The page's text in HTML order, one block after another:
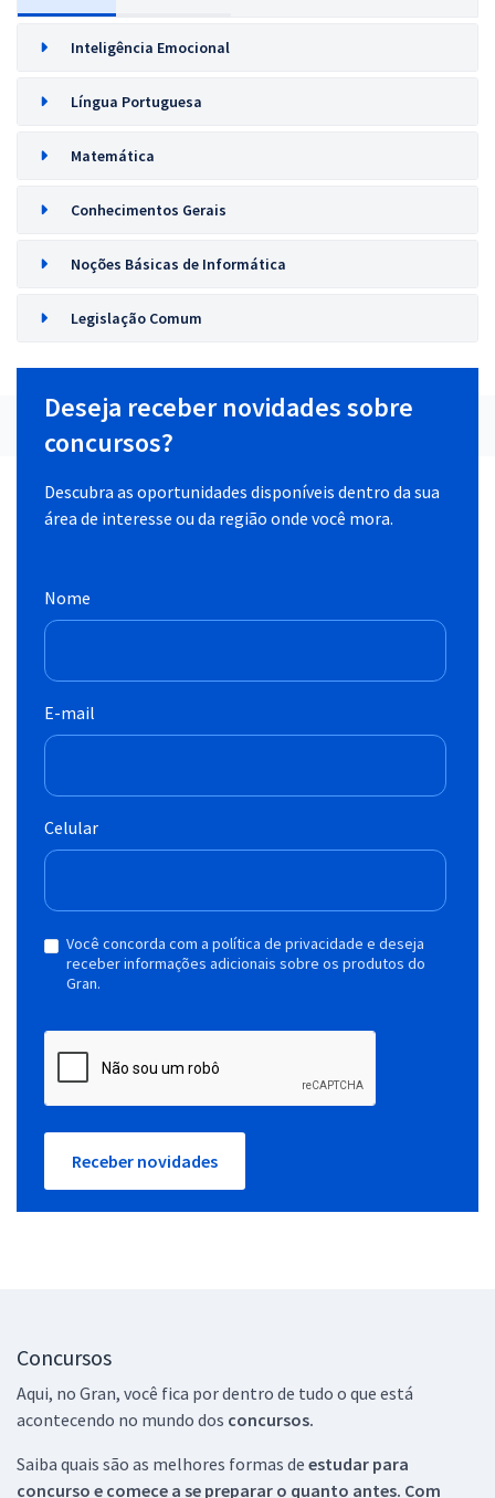
Inteligência Emocional
Língua Portuguesa
Matemática
Conhecimentos Gerais
Noções Básicas de Informática
Legislação Comum
Deseja receber novidades sobre
concursos?
Descubra as oportunidades disponíveis dentro da sua
área de interesse ou da região onde você mora.
Nome
E-mail
Celular
Você concorda com a política de privacidade e deseja
receber informações adicionais sobre os produtos do
Gran.
Receber novidades
Concursos
Aqui, no Gran, você fica por dentro de tudo o que está
acontecendo no mundo dos concursos.
Saiba quais são as melhores formas de estudar para
concurso e comece a se preparar o quanto antes. Com